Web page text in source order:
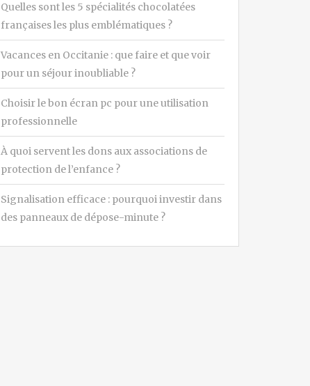
Quelles sont les 5 spécialités chocolatées
françaises les plus emblématiques ?
Vacances en Occitanie : que faire et que voir
pour un séjour inoubliable ?
Choisir le bon écran pc pour une utilisation
professionnelle
À quoi servent les dons aux associations de
protection de l’enfance ?
Signalisation efficace : pourquoi investir dans
des panneaux de dépose-minute ?